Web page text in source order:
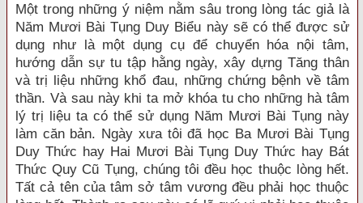
Một trong những ý niệm nằm sâu trong lòng tác giả là
Năm Mươi Bài Tụng Duy Biểu này sẽ có thể được sử
dụng như là một dụng cụ để chuyển hóa nội tâm,
hướng dẫn sự tu tập hằng ngày, xây dựng Tăng thân
và trị liệu những khổ đau, những chứng bệnh về tâm
thần. Và sau này khi ta mở khóa tu cho những hà tâm
lý trị liệu ta có thể sử dụng Năm Mươi Bài Tụng này
làm căn bản. Ngày xưa tôi đã học Ba Mươi Bài Tụng
Duy Thức hay Hai Mươi Bài Tụng Duy Thức hay Bát
Thức Quy Cũ Tụng, chúng tôi đều học thuộc lòng hết.
Tất cả tên của tâm sở tâm vương đều phải học thuộc